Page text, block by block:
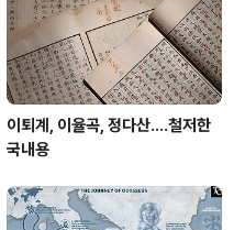
양이 가능해
이퇴계, 이율곡, 정다산....철저한
국내용